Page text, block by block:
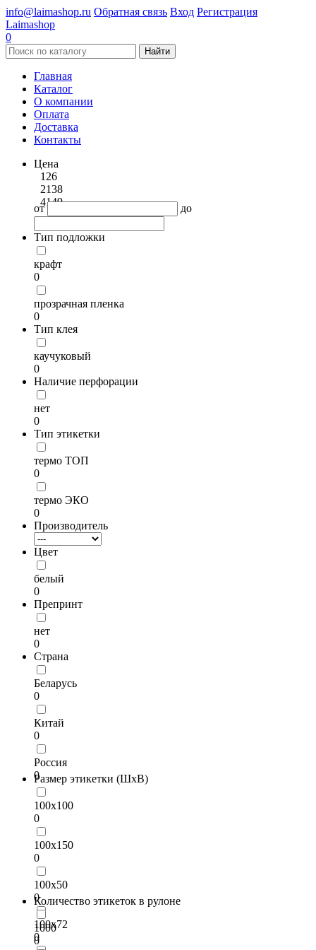
info@laimashop.ru Обратная связь Вход Регистрация
Laimashop
0
Найти
Главная
Каталог
О компании
Оплата
Доставка
Контакты
Цена
126
2138
4149
от до
Тип подложки
крафт
0
прозрачная пленка
0
Тип клея
каучуковый
0
Наличие перфорации
нет
0
Тип этикетки
термо ТОП
0
термо ЭКО
0
Производитель
Цвет
белый
0
Препринт
нет
0
Страна
Беларусь
0
Китай
0
Россия
0
Размер этикетки (ШхВ)
100х100
0
100х150
0
100х50
0
100х72
0
Количество этикеток в рулоне
1000
0